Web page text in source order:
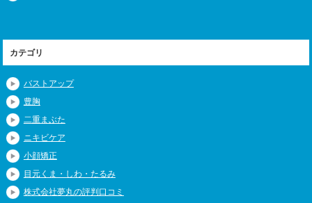
カテゴリ
バストアップ
豊胸
二重まぶた
ニキビケア
小顔矯正
目元くま・しわ・たるみ
株式会社夢丸の評判口コミ